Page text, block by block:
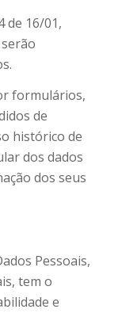
de 16/01,
formulários,
de
histórico de
dos dados
dos seus
Pessoais,
tem o
e